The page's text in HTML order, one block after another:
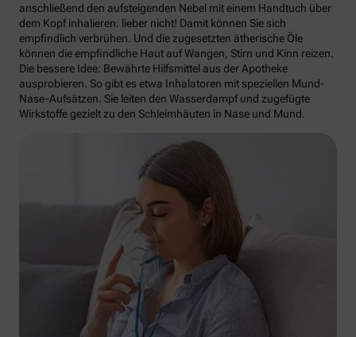
anschließend den aufsteigenden Nebel mit einem Handtuch über
dem Kopf inhalieren: lieber nicht! Damit können Sie sich
empfindlich verbrühen. Und die zugesetzten ätherische Öle
können die empfindliche Haut auf Wangen, Stirn und Kinn reizen.
Die bessere Idee: Bewährte Hilfsmittel aus der Apotheke
ausprobieren. So gibt es etwa Inhalatoren mit speziellen Mund-
Nase-Aufsätzen. Sie leiten den Wasserdampf und zugefügte
Wirkstoffe gezielt zu den Schleimhäuten in Nase und Mund.